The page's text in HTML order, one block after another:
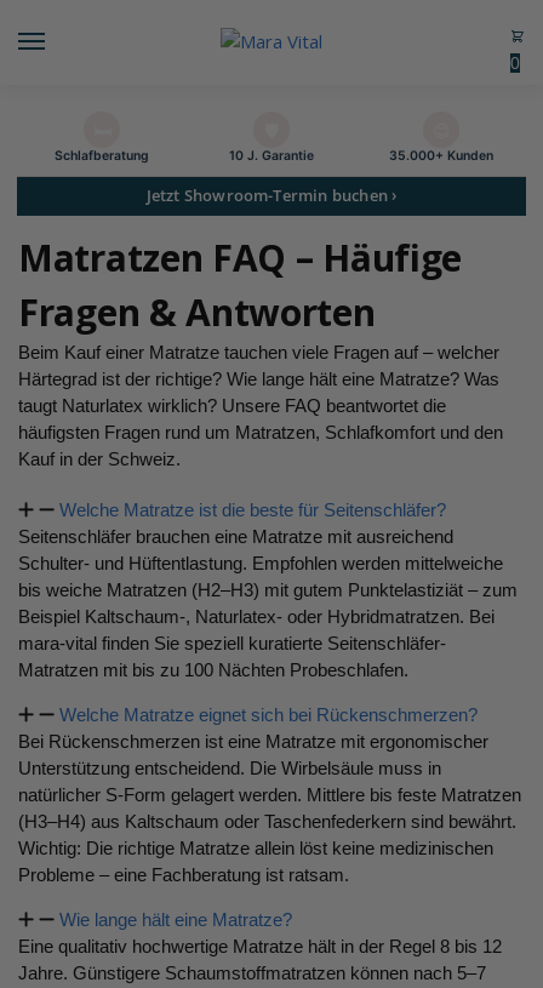
0
Schlaf­beratung 10 J. Garantie 35.000+ Kunden
Jetzt Showroom-Termin buchen ›
Matratzen FAQ – Häufige
Fragen & Antworten
Beim Kauf einer Matratze tauchen viele Fragen auf – welcher
Härtegrad ist der richtige? Wie lange hält eine Matratze? Was
taugt Naturlatex wirklich? Unsere FAQ beantwortet die
häufigsten Fragen rund um Matratzen, Schlafkomfort und den
Kauf in der Schweiz.
Welche Matratze ist die beste für Seitenschläfer?
Seitenschläfer brauchen eine Matratze mit ausreichend
Schulter- und Hüftentlastung. Empfohlen werden mittelweiche
bis weiche Matratzen (H2–H3) mit gutem Punktelastiziät – zum
Beispiel Kaltschaum-, Naturlatex- oder Hybridmatratzen. Bei
mara-vital finden Sie speziell kuratierte Seitenschläfer-
Matratzen mit bis zu 100 Nächten Probeschlafen.
Welche Matratze eignet sich bei Rückenschmerzen?
Bei Rückenschmerzen ist eine Matratze mit ergonomischer
Unterstützung entscheidend. Die Wirbelsäule muss in
natürlicher S-Form gelagert werden. Mittlere bis feste Matratzen
(H3–H4) aus Kaltschaum oder Taschenfederkern sind bewährt.
Wichtig: Die richtige Matratze allein löst keine medizinischen
Probleme – eine Fachberatung ist ratsam.
Wie lange hält eine Matratze?
Eine qualitativ hochwertige Matratze hält in der Regel 8 bis 12
Jahre. Günstigere Schaumstoffmatratzen können nach 5–7